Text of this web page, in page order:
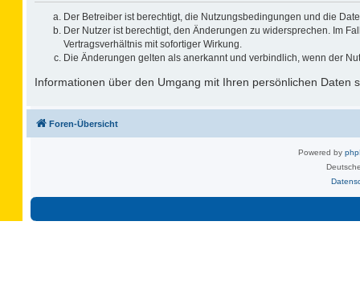
Der Betreiber ist berechtigt, die Nutzungsbedingungen und die
Der Nutzer ist berechtigt, den Änderungen zu widersprechen. Im
Vertragsverhältnis mit sofortiger Wirkung.
Die Änderungen gelten als anerkannt und verbindlich, wenn der
Informationen über den Umgang mit Ihren persönlichen Daten
Foren-Übersicht
Powered by